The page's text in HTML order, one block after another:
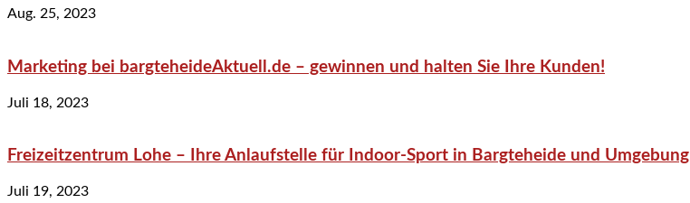
Aug. 25, 2023
Marketing bei bargteheideAktuell.de – gewinnen und halten Sie Ihre Kunden!
Juli 18, 2023
Freizeitzentrum Lohe – Ihre Anlaufstelle für Indoor-Sport in Bargteheide und Umgebung
Juli 19, 2023